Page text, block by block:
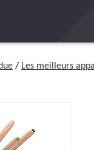
/ Les meilleurs